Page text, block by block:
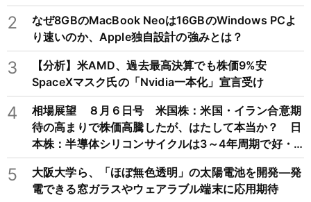
2
なぜ8GBのMacBook Neoは16GBのWindows PCよ
り速いのか、Apple独自設計の強みとは？
3
【分析】米AMD、過去最高決算でも株価9%安
SpaceXマスク氏の「Nvidia一本化」宣言受け
4
相場展望 ８月６日号 米国株：米国・イラン合意期
待の高まりで株価高騰したが、はたして本当か？ 日
本株：半導体シリコンサイクルは3～4年周期で好・
不況を繰り返すため注意
5
大阪大学ら、「ほぼ無色透明」の太陽電池を開発―発
電できる窓ガラスやウェアラブル端末に応用期待